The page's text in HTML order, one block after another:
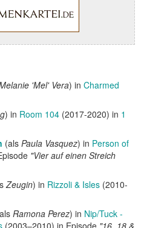
'Mel' Vera) in Charmed
) in Room 104 (2017-2020) in 1
(als Paula Vasquez) in Person of
"Vier auf einen Streich
Zeugin) in Rizzoli & Isles (2010-
Ramona Perez) in Nip/Tuck -
(2003–2010) in Episode "16, 18 &